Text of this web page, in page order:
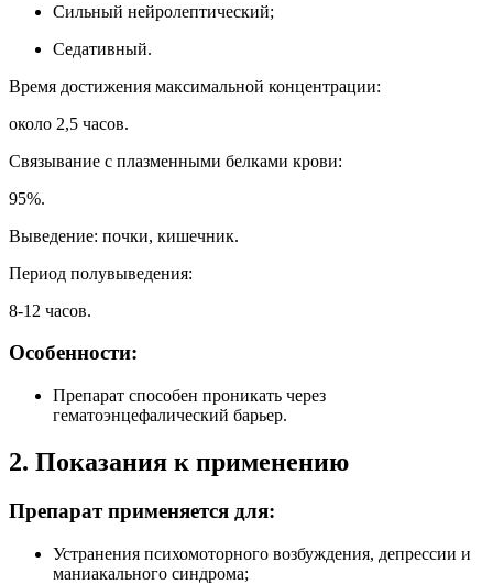
Сильный нейролептический;
Седативный.
Время достижения максимальной концентрации:
около 2,5 часов.
Связывание с плазменными белками крови:
95%.
Выведение: почки, кишечник.
Период полувыведения:
8-12 часов.
Особенности:
Препарат способен проникать через
гематоэнцефалический барьер.
2. Показания к применению
Препарат применяется для:
Устранения психомоторного возбуждения, депрессии и
маниакального синдрома;